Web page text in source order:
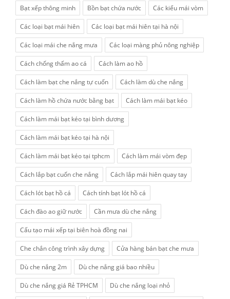
Bạt xếp thông minh Bồn bạt chứa nước Các kiểu mái vòm
Các loại bạt mái hiên Các loại bạt mái hiên tại hà nội
Các loại mái che nắng mưa Các loại màng phủ nông nghiệp
Cách chống thấm ao cá Cách làm ao hồ
Cách làm bạt che nắng tự cuốn Cách làm dù che nắng
Cách làm hồ chứa nước bằng bạt Cách làm mái bạt kéo
Cách làm mái bạt kéo tại bình dương
Cách làm mái bạt kéo tại hà nội
Cách làm mái bạt kéo tại tphcm Cách làm mái vòm đẹp
Cách lắp bạt cuốn che nắng Cách lắp mái hiên quay tay
Cách lót bạt hồ cá Cách tính bạt lót hồ cá
Cách đào ao giữ nước Cần mưa dù che nắng
Cấu tạo mái xếp tại biên hoà đồng nai
Che chắn công trình xây dựng Cửa hàng bán bạt che mưa
Dù che nắng 2m Dù che nắng giá bao nhiều
Dù che nắng giá Rẻ TPHCM Dù che nắng loại nhỏ